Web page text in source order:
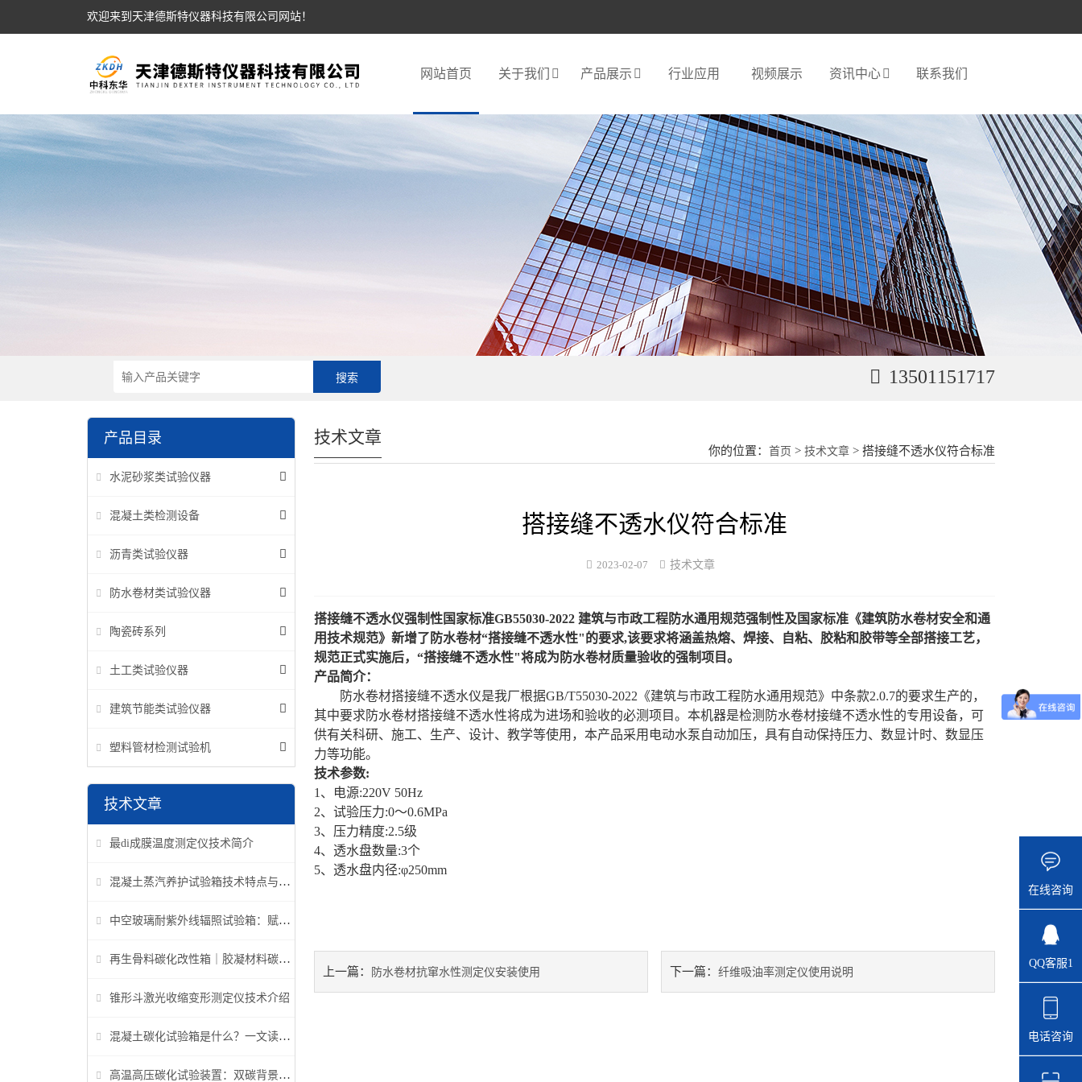
欢迎来到天津德斯特仪器科技有限公司网站！
网站首页 关于我们 产品展示 行业应用 视频展示 资讯中心 联系我们
13501151717
产品目录
水泥砂浆类试验仪器
混凝土类检测设备
沥青类试验仪器
防水卷材类试验仪器
陶瓷砖系列
土工类试验仪器
建筑节能类试验仪器
塑料管材检测试验机
技术文章
最di成膜温度测定仪技术简介
混凝土蒸汽养护试验箱技术特点与应用解析
中空玻璃耐紫外线辐照试验箱：赋能建筑玻璃质量检测新标准
再生骨料碳化改性箱｜胶凝材料碳化机理研究专用设备
锥形斗激光收缩变形测定仪技术介绍
混凝土碳化试验箱是什么？一文读懂它的功能、原理与标准要求
高温高压碳化试验装置：双碳背景下胶凝材料研究核心装备
你的位置：首页 >技术文章 > 搭接缝不透水仪符合标准
技术文章
搭接缝不透水仪符合标准
2023-02-07 技术文章
搭接缝不透水仪强制性国家标准GB55030-2022 建筑与市政工程防水通用规范强制性及国家标准《建筑防水卷材安全和通
用技术规范》新增了防水卷材“搭接缝不透水性"的要求,该要求将涵盖热熔、焊接、自粘、胶粘和胶带等全部搭接工艺，
规范正式实施后，“搭接缝不透水性"将成为防水卷材质量验收的强制项目。
产品简介：
防水卷材搭接缝不透水仪是我厂根据GB/T55030-2022《建筑与市政工程防水通用规范》中条款2.0.7的要求生产的，
其中要求防水卷材搭接缝不透水性将成为进场和验收的必测项目。本机器是检测防水卷材接缝不透水性的专用设备，可
供有关科研、施工、生产、设计、教学等使用，本产品采用电动水泵自动加压，具有自动保持压力、数显计时、数显压
力等功能。
技术参数:
1、电源:220V 50Hz
2、试验压力:0～0.6MPa
3、压力精度:2.5级
4、透水盘数量:3个
5、透水盘内径:φ250mm
上一篇： 防水卷材抗窜水性测定仪安装使用 下一篇：纤维吸油率测定仪使用说明
在线咨询
QQ客服1
电话咨询